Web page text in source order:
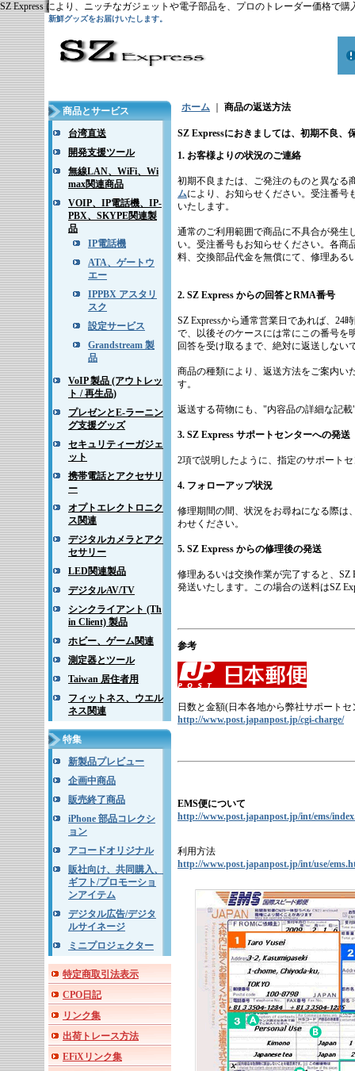
SZ Express により、ニッチなガジェットや電子部品を、プロのトレーダー価格で
新鮮グッズをお届けいたします。
商品とサービス
台湾直送
開発支援ツール
無線LAN、WiFi、Wi
max関連商品
VOIP、IP電話機、IP-
PBX、SKYPE関連製
品
IP電話機
ATA、ゲートウ
エー
IPPBX アスタリ
スク
設定サービス
Grandstream 製
品
VoIP 製品 (アウトレッ
ト / 再生品)
プレゼンとE-ラーニン
グ支援グッズ
セキュリティーガジェ
ット
携帯電話とアクセサリ
ー
オプトエレクトロニク
ス関連
デジタルカメラとアク
セサリー
LED関連製品
デジタルAV/TV
シンクライアント (Th
in Client) 製品
ホビー、ゲーム関連
測定器とツール
Taiwan 居住者用
フィットネス、ウエル
ネス関連
特集
新製品プレビュー
企画中商品
販売終了商品
iPhone 部品コレクシ
ョン
アコードオリジナル
販社向け、共同購入、
ギフト/プロモーショ
ンアイテム
デジタル広告/デジタ
ルサイネージ
ミニプロジェクター
特定商取引法表示
CPO日記
リンク集
出荷トレース方法
EFiXリンク集
ホーム 商品の返送方法
SZ Expressにおきましては、初期不良
1. お客様よりの状況のご連絡
初期不良または、ご発注のものと異なる
ムにより、お知らせください。受注番号
いたします。
通常のご利用範囲で商品に不具合が発生
い。受注番号もお知らせください。各商
料、交換部品代金を無償にて、修理ある
2. SZ Express からの回答とRMA番号
SZ Expressから通常営業日であれば、24
で、以後そのケースには常にこの番号を
回答を受け取るまで、絶対に返送しない
商品の種類により、返送方法をご案内い
す。
返送する荷物にも、"内容品の詳細な記
3. SZ Express サポートセンターへの発送
2項で説明したように、指定のサポート
4. フォローアップ状況
修理期間の間、状況をお尋ねになる際は
わせください。
5. SZ Express からの修理後の発送
修理あるいは交換作業が完了すると、
発送いたします。この場合の送料はSZ
参考
日数と金額(日本各地から弊社サポートセ
http://www.post.japanpost.jp/cgi-charge/
EMS便について
http://www.post.japanpost.jp/int/ems/
利用方法
http://www.post.japanpost.jp/int/use/